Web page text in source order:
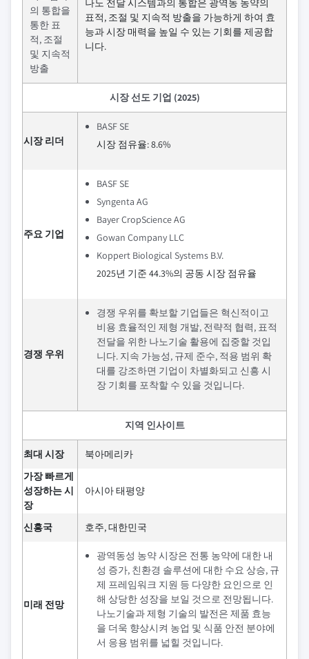
의 통합을
통한 표
적, 조절
및 지속적
방출
나노 전달 시스템과의 통합은 광역동 농약의
표적, 조절 및 지속적 방출을 가능하게 하여 효
능과 시장 매력을 높일 수 있는 기회를 제공합
니다.
시장 선도 기업 (2025)
시장 리더
BASF SE
시장 점유율: 8.6%
주요 기업
BASF SE
Syngenta AG
Bayer CropScience AG
Gowan Company LLC
Koppert Biological Systems B.V.
2025년 기준 44.3%의 공동 시장 점유율
경쟁 우위
경쟁 우위를 확보할 기업들은 혁신적이고
비용 효율적인 제형 개발, 전략적 협력, 표적
전달을 위한 나노기술 활용에 집중할 것입
니다. 지속 가능성, 규제 준수, 적용 범위 확
대를 강조하면 기업이 차별화되고 신흥 시
장 기회를 포착할 수 있을 것입니다.
지역 인사이트
최대 시장
북아메리카
가장 빠르게
성장하는 시
장
아시아 태평양
신흥국 호주, 대한민국
미래 전망
광역동성 농약 시장은 전통 농약에 대한 내
성 증가, 친환경 솔루션에 대한 수요 상승, 규
제 프레임워크 지원 등 다양한 요인으로 인
해 상당한 성장을 보일 것으로 전망됩니다.
나노기술과 제형 기술의 발전은 제품 효능
을 더욱 향상시켜 농업 및 식품 안전 분야에
서 응용 범위를 넓힐 것입니다.